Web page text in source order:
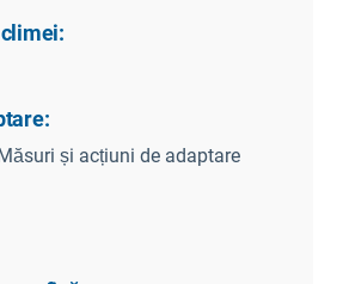
și acțiuni de adaptare